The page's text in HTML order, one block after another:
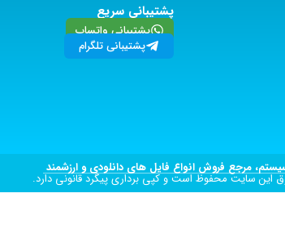
پشتیبانی سریع
پشتیبانی واتساپ
پشتیبانی تلگرام
مرجع فروش انواع فایل های دانلودی و ارزشمند
این سایت محفوظ است و کپی برداری پیگرد قانونی دارد.